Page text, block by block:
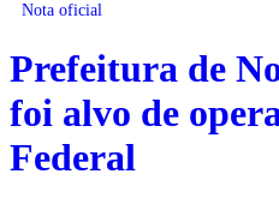
Nota oficial
Prefeitura de
foi alvo de
Federal